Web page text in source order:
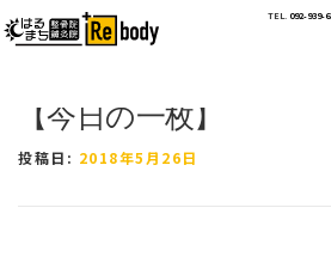
ン
TEL. 092-939-
【今日の一枚】
投稿日: 2018年5月26日